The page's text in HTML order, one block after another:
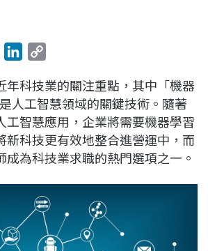
e
n
k
e
d
I
p
y
L
i
n
年科技業的關注重點，其中「機器
人工智慧領域的關鍵技術。隨著
工智慧應用，企業將需要機器學習
新科技更有效地整合進營運中，而
成為科技業求職的熱門選項之一。